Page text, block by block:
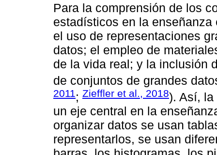
Para la comprensión de los
estadísticos en la
el uso de representaciones
datos; el empleo de
de la vida real; y la inclusión
de conjuntos de grandes
2011; Zieffler et al., 2018). Así, la
un eje central en la
organizar datos se usan
representarlos, se usan